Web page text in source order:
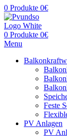
0 Produkte 0€
0 Produkte 0€
Menu
Feste
PV Anlagen
PV